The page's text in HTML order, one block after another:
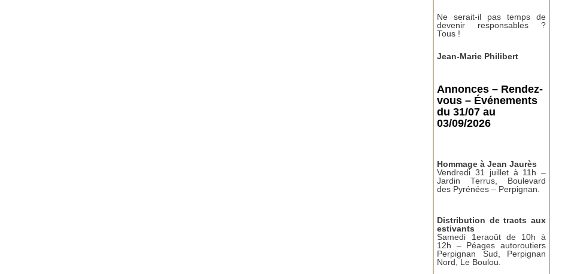
Ne serait-il pas temps de
devenir responsables ?
Tous !
Jean-Marie Philibert
Annonces – Rendez-
vous – Événements
du 31/07 au
03/09/2026
Hommage à Jean Jaurès
Vendredi 31 juillet à 11h –
Jardin Terrus, Boulevard
des Pyrénées – Perpignan.
Distribution de tracts aux
estivants
Samedi 1eraoût de 10h à
12h – Péages autoroutiers
Perpignan Sud, Perpignan
Nord, Le Boulou.